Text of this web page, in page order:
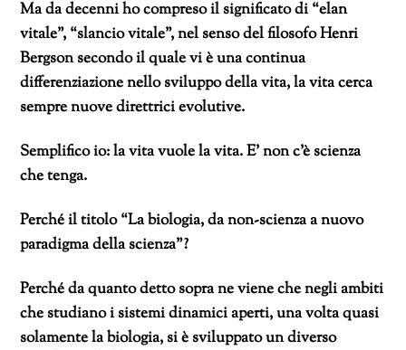
Ma da decenni ho compreso il significato di “elan
vitale”, “slancio vitale”, nel senso del filosofo Henri
Bergson secondo il quale vi è una continua
differenziazione nello sviluppo della vita, la vita cerca
sempre nuove direttrici evolutive.
Semplifico io: la vita vuole la vita. E’ non c’è scienza
che tenga.
Perché il titolo “La biologia, da non-scienza a nuovo
paradigma della scienza”?
Perché da quanto detto sopra ne viene che negli ambiti
che studiano i sistemi dinamici aperti, una volta quasi
solamente la biologia, si è sviluppato un diverso